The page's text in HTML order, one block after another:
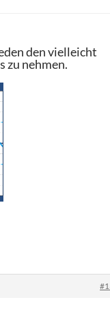
den vielleicht
zu nehmen.